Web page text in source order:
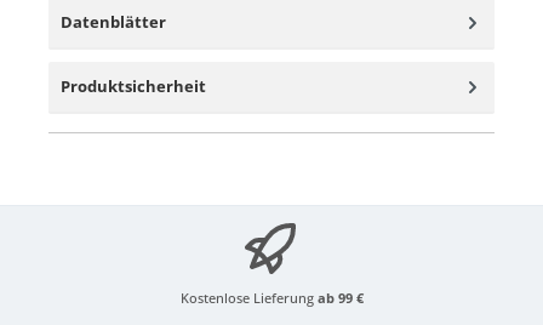
Datenblätter
Produktsicherheit
Kostenlose Lieferung ab 99 €